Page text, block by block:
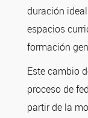
duración
espacios
formación
Este cambio
proceso de
partir de la